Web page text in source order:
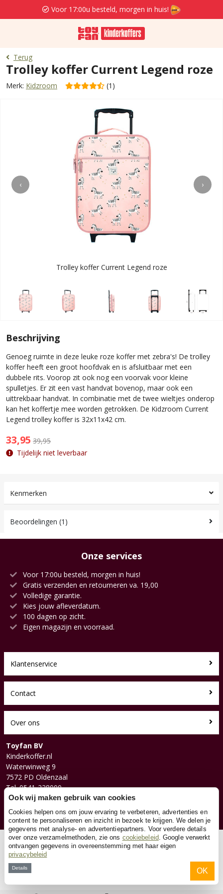
Voor 17:00u besteld, morgen in huis!
Terug
Trolley koffer Current Legend roze
Merk: Kidzroom (1)
‹ ›
Trolley koffer Current Legend roze
Beschrijving
Genoeg ruimte in deze leuke roze koffer met zebra's! De trolley
koffer heeft een groot hoofdvak en is afsluitbaar met een
dubbele rits. Voorop zit ook nog een voorvak voor kleine
spulletjes. Er zit een vast handvat bovenop, maar ook een
uittrekbaar handvat. In combinatie met de twee wieltjes onderop
kan het koffertje mee worden getrokken. De Kidzroom Current
Legend trolley koffer is 32x11x42 cm.
33,95 39,95
Tijdelijk niet leverbaar
Kenmerken
Beoordelingen (1)
Onze services
Voor 17:00u besteld, morgen in huis!
Gratis verzenden en retourneren va. 19,00
Volledige garantie.
Kies jouw afleverdatum.
100 dagen op zicht.
Eigen magazijn en voorraad.
Klantenservice
Contact
Over ons
Toyfan BV
Kinderkoffer.nl
Waterwinweg 9
7572 PD Oldenzaal
Tel. 0541-228000
Facebook
Instagram
© 2026 Toyfan BV
Ook wij maken gebruik van cookies
Cookies helpen ons om jouw ervaring te verbeteren, advertenties en
content te personaliseren en inzicht in bezoek te krijgen. We delen je
gegevens met analyse- en advertentiepartners. Voor verdere details
over onze verzamelmethoden, zie ons cookiebeleid. Google verwerkt
ontvangen gegevens in overeenstemming met haar eigen
privacybeleid
Details OK